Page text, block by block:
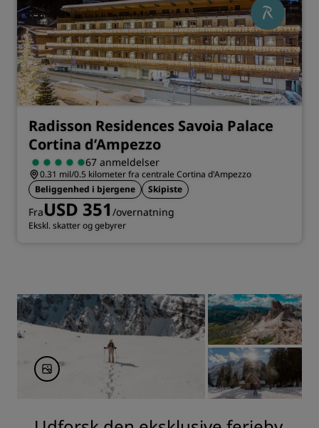
Radisson Residences Savoia Palace
Cortina d’Ampezzo
67 anmeldelser
0.31 mil/0.5 kilometer fra centrale Cortina d'Ampezzo
Beliggenhed i bjergene
Skipiste
FraUSD 351 /overnatning
Ekskl. skatter og gebyrer